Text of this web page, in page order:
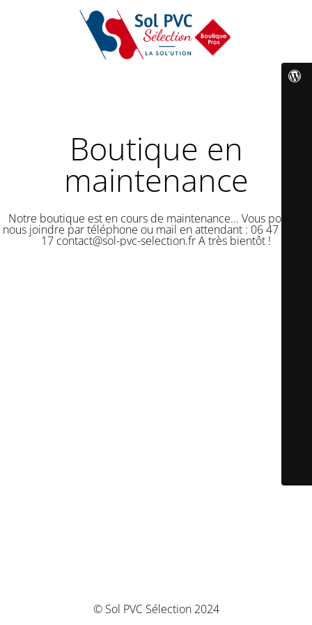
Boutique en
maintenance
Notre boutique est en cours de maintenance... Vous pouvez
nous joindre par téléphone ou mail en attendant : 06 47 50 18
17 contact@sol-pvc-selection.fr A très bientôt !
© Sol PVC Sélection 2024